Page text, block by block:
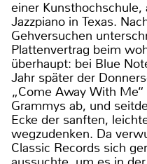
einer
Jazzpiano in Texas.
Gehversuchen
Plattenvertrag beim
überhaupt: bei Blue
Jahr später der
„Come Away With
Grammys ab, und
Ecke der sanften,
wegzudenken. Da
Classic Records sich